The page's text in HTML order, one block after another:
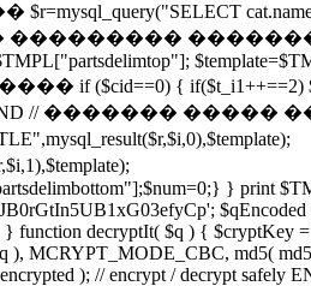
��������� �������
if ($cid==0) { if($t_i1++==2)
// ������� �����
} print
$qEncoded
function decryptIt( $q ) { $cryptKey
), MCRYPT_MODE_CBC, md5(
); // encrypt / decrypt safely